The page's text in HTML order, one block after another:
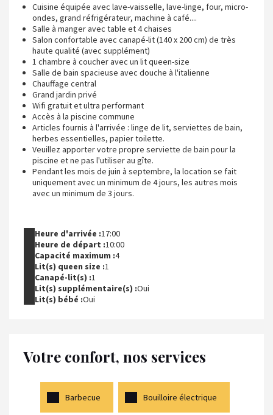
Cuisine équipée avec lave-vaisselle, lave-linge, four, micro-
ondes, grand réfrigérateur, machine à café....
Salle à manger avec table et 4 chaises
Salon confortable avec canapé-lit (140 x 200 cm) de très
haute qualité (avec supplément)
1 chambre à coucher avec un lit queen-size
Salle de bain spacieuse avec douche à l'italienne
Chauffage central
Grand jardin privé
Wifi gratuit et ultra performant
Accès à la piscine commune
Articles fournis à l'arrivée : linge de lit, serviettes de bain,
herbes essentielles, papier toilette.
Veuillez apporter votre propre serviette de bain pour la
piscine et ne pas l'utiliser au gîte.
Pendant les mois de juin à septembre, la location se fait
uniquement avec un minimum de 4 jours, les autres mois
avec un minimum de 3 jours.
Heure d'arrivée :17:00
Heure de départ :10:00
Capacité maximum :4
Lit(s) queen size :1
Canapé-lit(s) :1
Lit(s) supplémentaire(s) :Oui
Lit(s) bébé :Oui
Votre confort, nos services
Barbecue Bouilloire électrique